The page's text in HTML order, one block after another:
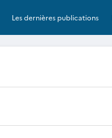
Les dernières publications